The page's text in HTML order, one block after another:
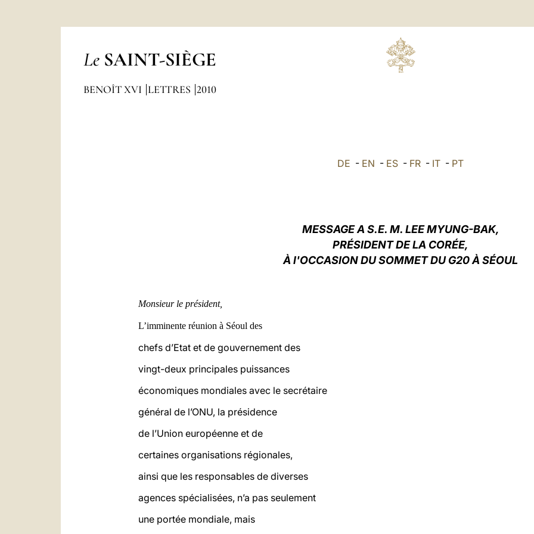
Le SAINT-SIÈGE
BENOÎT XVI LETTRES 2010
DE - EN - ES - FR - IT - PT
MESSAGE A S.E. M. LEE MYUNG-BAK,
PRÉSIDENT DE LA CORÉE,
À l'OCCASION DU SOMMET DU G20 À SÉOUL
Monsieur le président,
L’imminente réunion à Séoul des
chefs d’Etat et de gouvernement des
vingt-deux principales puissances
économiques mondiales avec le secrétaire
général de l’ONU, la présidence
de l’Union européenne et de
certaines organisations régionales,
ainsi que les responsables de diverses
agences spécialisées, n’a pas seulement
une portée mondiale, mais